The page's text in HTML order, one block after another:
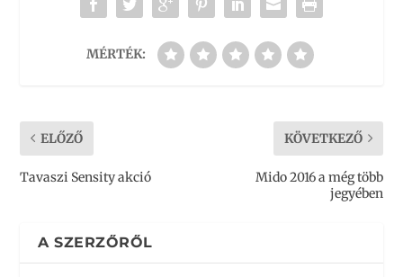
MÉRTÉK:
ELŐZŐ
Tavaszi Sensity akció
KÖVETKEZŐ
Mido 2016 a még több
jegyében
A SZERZŐRŐL